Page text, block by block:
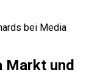
bei Media
Markt und